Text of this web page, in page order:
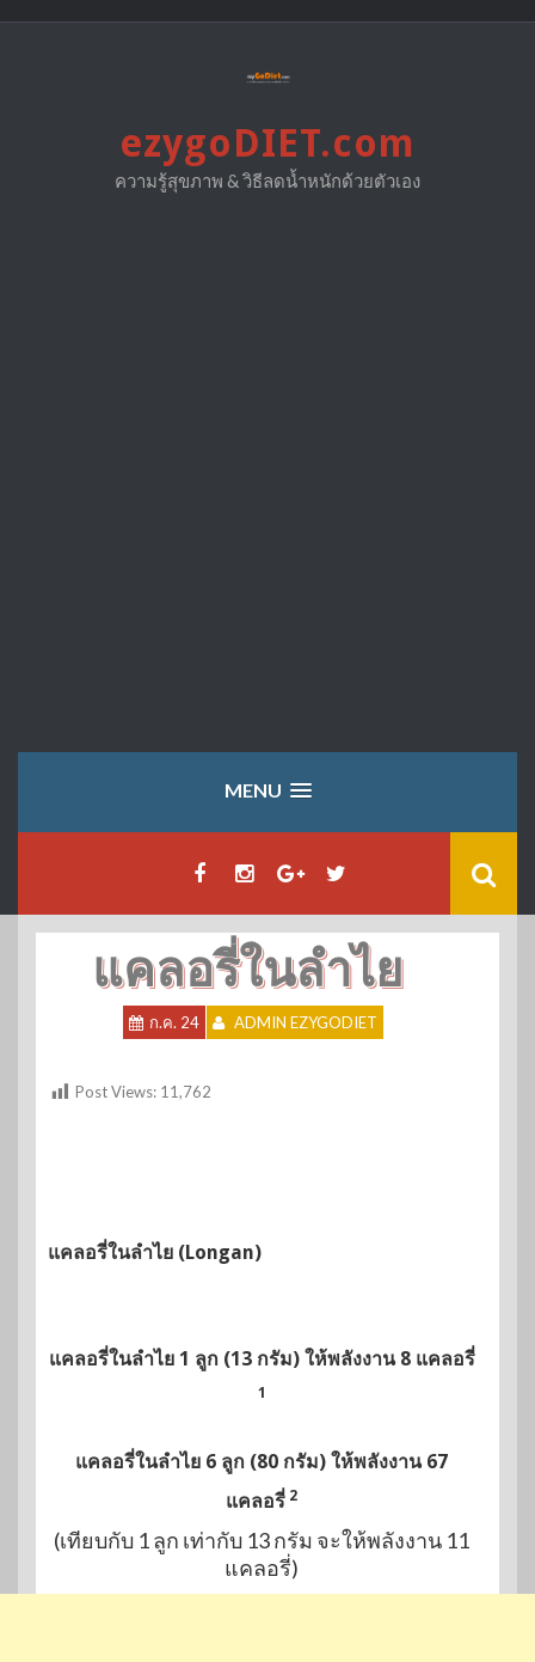
ezygoDIET.com
ความรู้สุขภาพ & วิธีลดน้ำหนักด้วยตัวเอง
MENU
แคลอรี่ในลำไย
ก.ค. 24 ADMIN EZYGODIET
Post Views: 11,762
แคลอรี่ในลำไย (Longan)
แคลอรี่ในลำไย 1 ลูก (13 กรัม) ให้พลังงาน 8 แคลอรี่
1
แคลอรี่ในลำไย 6 ลูก (80 กรัม) ให้พลังงาน 67
แคลอรี่ 2
(เทียบกับ 1 ลูก เท่ากับ 13 กรัม จะให้พลังงาน 11
แคลอรี่)